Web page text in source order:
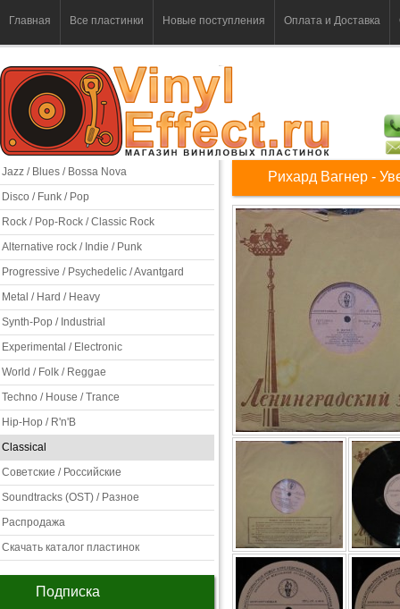
Главная Все пластинки Новые поступления Оплата и Доставка
Jazz / Blues / Bossa Nova
Disco / Funk / Pop
Rock / Pop-Rock / Classic Rock
Alternative rock / Indie / Punk
Progressive / Psychedelic / Avantgard
Metal / Hard / Heavy
Synth-Pop / Industrial
Experimental / Electronic
World / Folk / Reggae
Techno / House / Trance
Hip-Hop / R'n'B
Classical
Советские / Российские
Soundtracks (OST) / Разное
Распродажа
Скачать каталог пластинок
Подписка
Рихард Вагнер -